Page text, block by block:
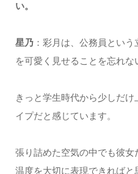
い。
星乃：彩月は、公務員という
を可愛く見せることを忘れな
きっと学生時代から少しだ
イプだと感じています。
張り詰めた空気の中でも彼
温度を大切に表現できればと